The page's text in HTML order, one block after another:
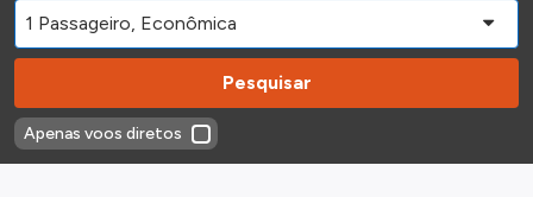
Pesquisar
Apenas voos diretos